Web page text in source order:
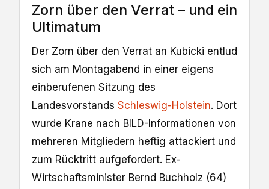
Zorn über den Verrat – und ein
Ultimatum
Der Zorn über den Verrat an Kubicki entlud
sich am Montagabend in einer eigens
einberufenen Sitzung des
Landesvorstands Schleswig-Holstein. Dort
wurde Krane nach BILD-Informationen von
mehreren Mitgliedern heftig attackiert und
zum Rücktritt aufgefordert. Ex-
Wirtschaftsminister Bernd Buchholz (64)